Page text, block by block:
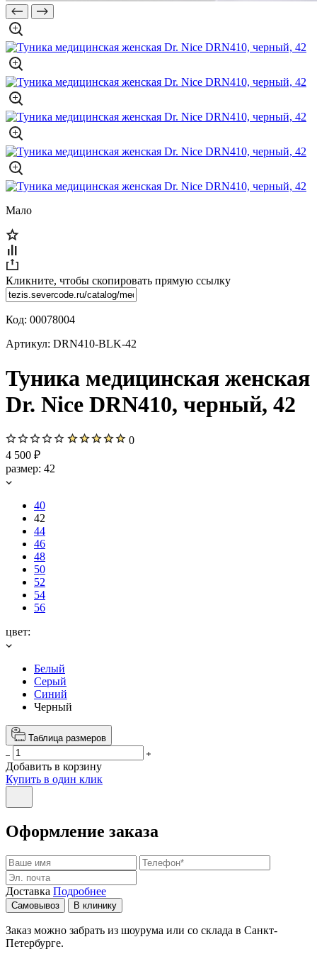
Мало
Кликните, чтобы скопировать прямую ссылку
Код: 00078004
Артикул: DRN410-BLK-42
Туника медицинская женская
Dr. Nice DRN410, черный, 42
0
4 500 ₽
размер: 42
40
42
44
46
48
50
52
54
56
цвет:
Белый
Серый
Синий
Черный
Таблица размеров
Добавить в корзину
Купить в один клик
Оформление заказа
Доставка Подробнее
Самовывоз В клинику
Заказ можно забрать из шоурума или со склада в Санкт-
Петербурге.